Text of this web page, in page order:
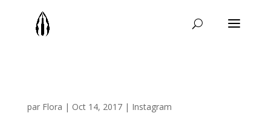
par Flora | Oct 14, 2017| Instagram